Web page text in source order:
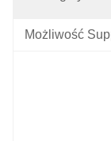
Możliwość